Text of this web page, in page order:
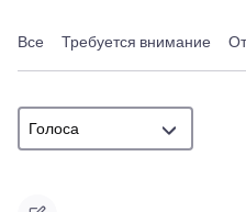
Все Требуется внимание